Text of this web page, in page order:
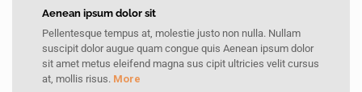
Aenean ipsum dolor sit
Pellentesque tempus at, molestie justo non nulla. Nullam
suscipit dolor augue quam congue quis Aenean ipsum dolor
sit amet metus eleifend magna sus cipit ultricies velit cursus
at, mollis risus. More